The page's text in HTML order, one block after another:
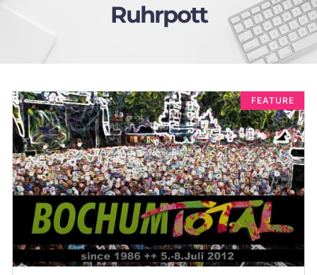
Ruhrpott
FEATURE